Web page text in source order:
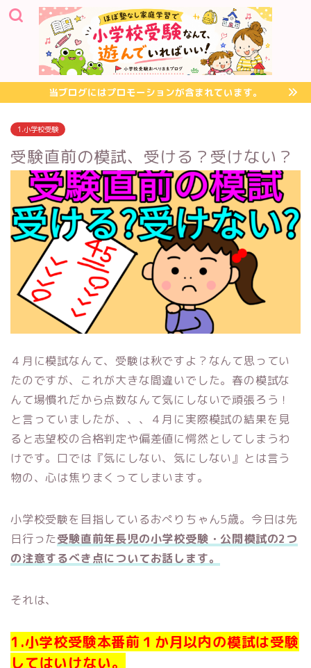
当ブログにはプロモーションが含まれています。
1.小学校受験
受験直前の模試、受ける？受けない？
４月に模試なんて、受験は秋ですよ？なんて思ってい
たのですが、これが大きな間違いでした。春の模試な
んて場慣れだから点数なんて気にしないで頑張ろう！
と言っていましたが、、、４月に実際模試の結果を見
ると志望校の合格判定や偏差値に愕然としてしまうわ
けです。口では『気にしない、気にしない』とは言う
物の、心は焦りまくってしまいます。
小学校受験を目指しているおぺりちゃん5歳。今日は先
日行った受験直前年長児の小学校受験・公開模試の2つ
の注意するべき点についてお話します。
それは、
1.小学校受験本番前１か月以内の模試は受験
してはいけない。